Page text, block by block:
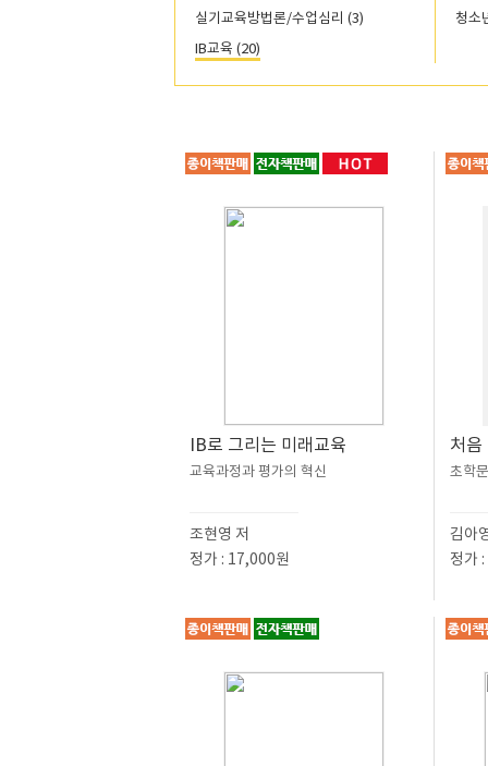
실기교육방법론/수업심리 (3)
청소
IB교육 (20)
IB로 그리는 미래교육
교육과정과 평가의 혁신
조현영 저
정가 : 17,000원
처음
초학
김아
정가